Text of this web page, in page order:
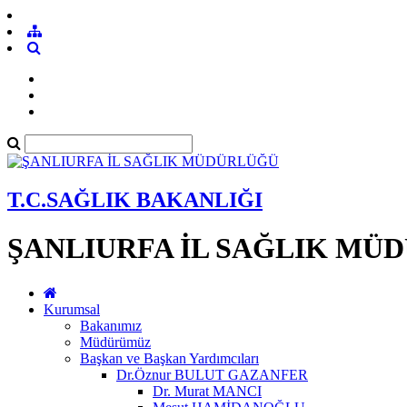
T.C.SAĞLIK BAKANLIĞI
ŞANLIURFA İL SAĞLIK
Kurumsal
Bakanımız
Müdürümüz
Başkan ve Başkan Yardımcıları
Dr.Öznur BULUT GAZANFER
Dr. Murat MANCI